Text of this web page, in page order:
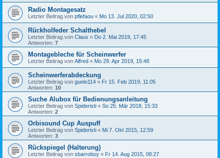
Radio Montagesatz
Letzter Beitrag von pflefaou « Mo 13. Jul 2020, 02:50
Rückholfeder Schalthebel
Letzter Beitrag von Claus « Do 2. Mai 2019, 17:45
Antworten: 7
Montagebleche für Scheinwerfer
Letzter Beitrag von Alfred « Mo 29. Apr 2019, 15:48
Scheinwerferabdeckung
Letzter Beitrag von guelo114 « Fr 15. Feb 2019, 11:05
Antworten: 10
Suche Alubox für Bedienungsanleitung
Letzter Beitrag von Spideristi « So 25. Mär 2018, 15:33
Antworten: 2
Orbisound Cup Auspuff
Letzter Beitrag von Spideristi « Mi 7. Okt 2015, 12:59
Antworten: 3
Rückspiegel (Halterung)
Letzter Beitrag von sbarroboy « Fr 14. Aug 2015, 08:27